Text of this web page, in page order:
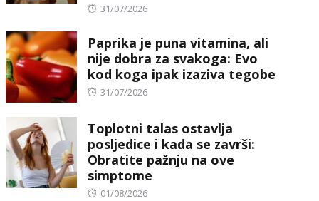
Posted
31/07/2026
Paprika je puna vitamina, ali
nije dobra za svakoga: Evo
kod koga ipak izaziva tegobe
Posted
31/07/2026
Toplotni talas ostavlja
posljedice i kada se završi:
Obratite pažnju na ove
simptome
Posted
01/08/2026